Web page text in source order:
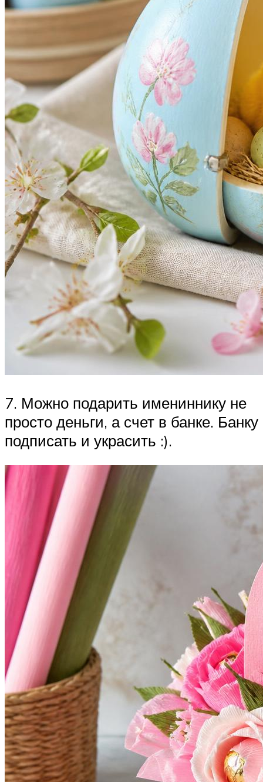
7. Можно подарить имениннику не
просто деньги, а счет в банке. Банку
подписать и украсить :).